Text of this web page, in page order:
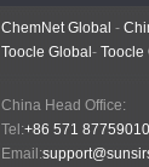
ChemNet Global -
Toocle Global - Toocle
China Head
Tel:+86 571 87759010
Email: